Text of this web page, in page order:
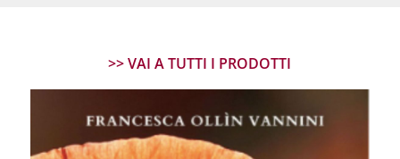
GUARIGIONE EMOTIVA
MEMH ACADEMY
>> VAI A TUTTI I PRODOTTI